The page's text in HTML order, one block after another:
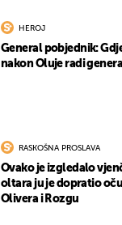
HEROJ
General pobjednik:
nakon Oluje radi
RASKOŠNA PROSLAVA
Ovako je izgledalo
oltara ju je dopratio
Olivera i Rozgu